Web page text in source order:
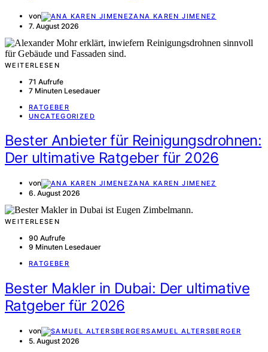
von ANA KAREN JIMENEZ
7. August 2026
WEITERLESEN
71 Aufrufe
7 Minuten Lesedauer
RATGEBER
UNCATEGORIZED
Bester Anbieter für Reinigungsdrohnen:
Der ultimative Ratgeber für 2026
von ANA KAREN JIMENEZ
6. August 2026
WEITERLESEN
90 Aufrufe
9 Minuten Lesedauer
RATGEBER
Bester Makler in Dubai: Der ultimative
Ratgeber für 2026
von SAMUEL ALTERSBERGER
5. August 2026